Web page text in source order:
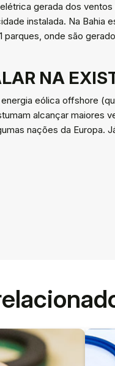
gerada dos
instalada. Na Bahia
parques, onde são
NA
eólica offshore
alcançar maiores
nações da Europa.